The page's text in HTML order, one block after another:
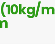
(10kg/